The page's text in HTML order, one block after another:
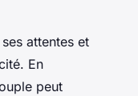
attentes et
En
peut